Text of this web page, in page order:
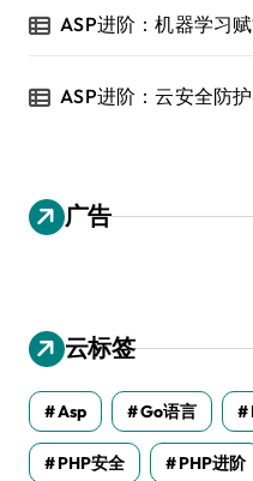
ASP进阶：机器学习
ASP进阶：云安全防
广告
云标签
Asp Go语言
PHP安全 PHP进阶